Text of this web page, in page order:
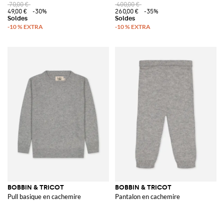
70,00 €
49,00 €
-30%
400,00 €
260,00 €
-35%
BOBBIN & TRICOT
Pull basique en cachemire
BOBBIN & TRICOT
Pantalon en cachemire